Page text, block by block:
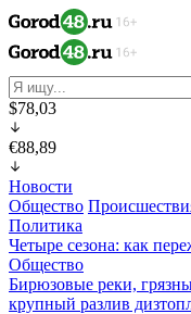
$78,03
€88,89
Новости
Общество
Политика
Четыре сезона: как
Общество
Бирюзовые реки,
крупный разлив